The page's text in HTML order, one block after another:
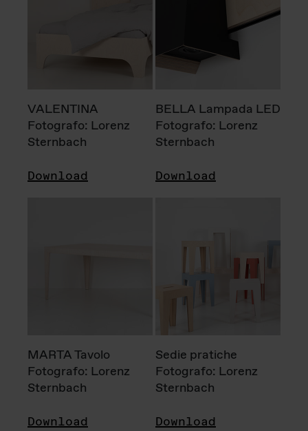
VALENTINA
Fotografo: Lorenz
Sternbach
Download
BELLA Lampada LED
Fotografo: Lorenz
Sternbach
Download
MARTA Tavolo
Fotografo: Lorenz
Sternbach
Download
Sedie pratiche
Fotografo: Lorenz
Sternbach
Download